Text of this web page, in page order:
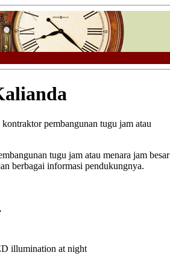
kontraktor pembangunan tugu jam atau
tugu jam atau menara jam besar
berbagai informasi pendukungnya.
illumination at night